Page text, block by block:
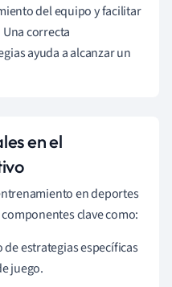
del equipo y facilitar
correcta
ayuda a alcanzar un
en el
en deportes
clave como:
de estrategias específicas
juego.